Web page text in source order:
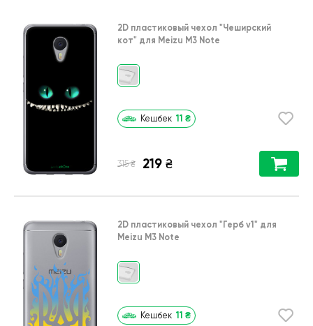
2D пластиковый чехол "Чеширский
кот" для Meizu M3 Note
Кешбек 11 ₴
315 ₴ 219 ₴
2D пластиковый чехол "Герб v1" для
Meizu M3 Note
Кешбек 11 ₴